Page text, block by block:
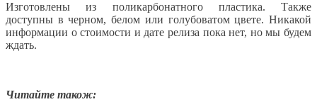
Изготовлены из поликарбонатного пластика. Также
доступны в черном, белом или голубоватом цвете. Никакой
информации о стоимости и дате релиза пока нет, но мы будем
ждать.
Читайте також: